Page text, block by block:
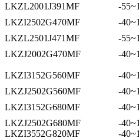
LKZL2001J391MF
-
LKZI2502G470MF
-
LKZL2501J471MF
-
LKZJ2002G470MF
-
LKZI3152G560MF -
LKZJ2502G560MF
-
LKZI3152G680MF
-
LKZJ2502G680MF
-
LKZI3552G820MF
-